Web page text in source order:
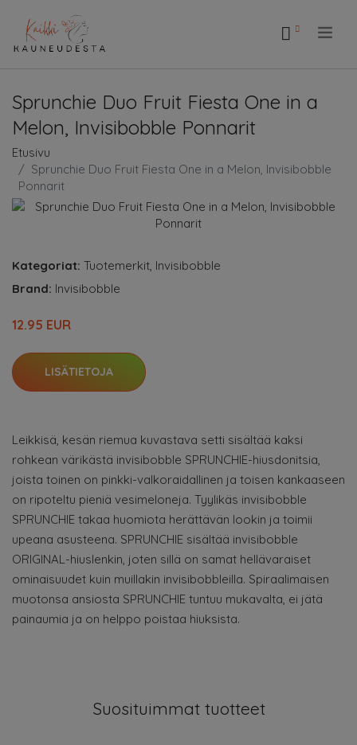
Sprunchie Duo Fruit Fiesta One in a
Melon, Invisibobble Ponnarit
Etusivu
Sprunchie Duo Fruit Fiesta One in a Melon, Invisibobble
Ponnarit
Kategoriat: Tuotemerkit, Invisibobble
Brand: Invisibobble
12.95 EUR
LISÄTIETOJA
Leikkisä, kesän riemua kuvastava setti sisältää kaksi
rohkean värikästä invisibobble SPRUNCHIE-hiusdonitsia,
joista toinen on pinkki-valkoraidallinen ja toisen kankaaseen
on ripoteltu pieniä vesimeloneja. Tyylikäs invisibobble
SPRUNCHIE takaa huomiota herättävän lookin ja toimii
upeana asusteena. SPRUNCHIE sisältää invisibobble
ORIGINAL-hiuslenkin, joten sillä on samat hellävaraiset
ominaisuudet kuin muillakin invisibobbleilla. Spiraalimaisen
muotonsa ansiosta SPRUNCHIE tuntuu mukavalta, ei jätä
painaumia ja on helppo poistaa hiuksista.
Suosituimmat tuotteet